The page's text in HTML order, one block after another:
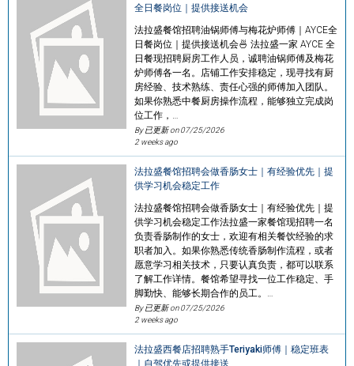
全日餐岗位｜提供接送机会
法拉盛餐馆招聘油锅师傅与梅花炉师傅｜AYCE全
日餐岗位｜提供接送机会🍜 法拉盛一家 AYCE 全
日餐现招聘厨房工作人员，诚聘油锅师傅及梅花
炉师傅各一名。店铺工作安排稳定，现寻找有厨
房经验、技术熟练、责任心强的师傅加入团队。
如果你熟悉中餐厨房操作流程，能够独立完成岗
位工作，…
By 已更新 on07/25/2026
2 weeks ago
法拉盛餐馆招聘会做香肠女士｜有经验优先｜提
供学习机会稳定工作
法拉盛餐馆招聘会做香肠女士｜有经验优先｜提
供学习机会稳定工作法拉盛一家餐馆现招聘一名
负责香肠制作的女士，欢迎有相关餐饮经验的求
职者加入。如果你熟悉传统香肠制作流程，或者
愿意学习相关技术，只要认真负责，都可以联系
了解工作详情。餐馆希望寻找一位工作稳定、手
脚勤快、能够长期合作的员工。…
By 已更新 on07/25/2026
2 weeks ago
法拉盛西餐店招聘熟手Teriyaki师傅｜稳定班表
｜自驾优先或提供接送